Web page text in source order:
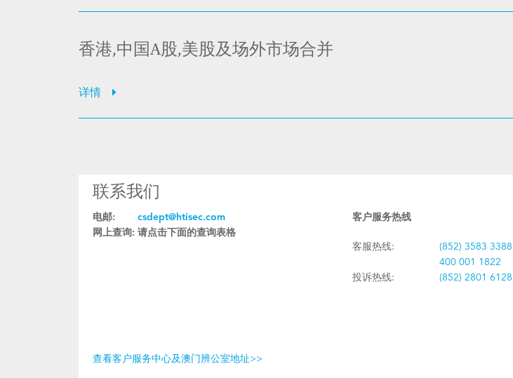
香港,中国A股,美股及场外市场合并
详情
联系我们
电邮:
csdept@htisec.com
网上查询: 请点击下面的查询表格
客户服务热线
客服热线:
(852) 3583 3388
400 001 1822
投诉热线:
(852) 2801 6128
查看客户服务中心及澳门辨公室地址>>